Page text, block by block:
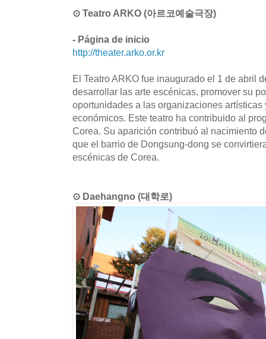
⊙ Teatro ARKO (아르코예술극장)
- Página de inicio
http://theater.arko.or.kr
El Teatro ARKO fue inaugurado el 1 de abril
desarrollar las arte escénicas, promover su
oportunidades a las organizaciones
económicos. Este teatro ha contribuido al
Corea. Su aparición contribuó al nacimiento
que el barrio de Dongsung-dong se
escénicas de Corea.
⊙ Daehangno (대학로)